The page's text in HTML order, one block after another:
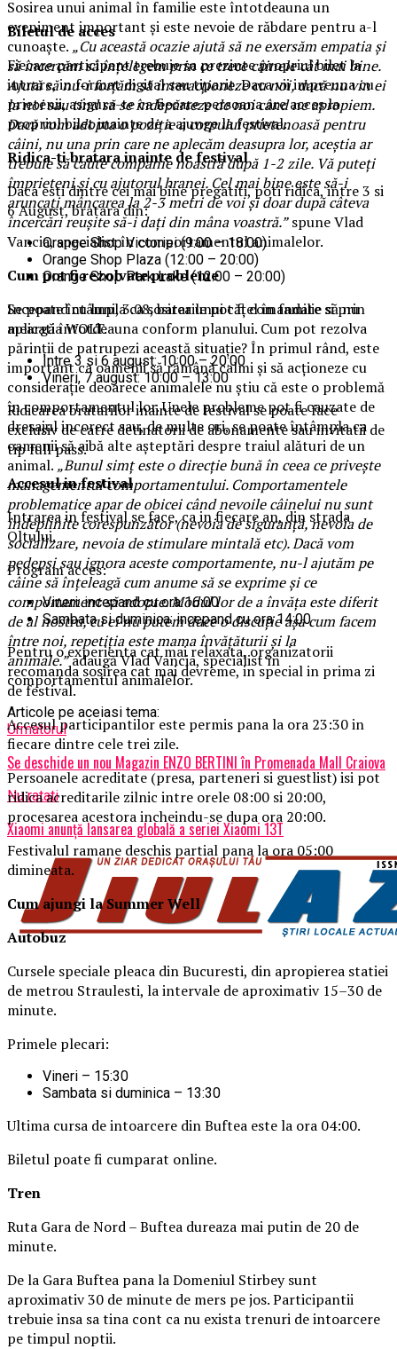
Sosirea unui animal în familie este întotdeauna un
eveniment important și este nevoie de răbdare pentru a-l
cunoaște. „Cu această ocazie ajută să ne exersăm empatia și
să încercăm să înțelegem prin ce trece câinele cât mai bine.
Ajută să nu-i forțăm să interacționeze cu noi, dacă nu vin ei
la noi sau tind să se îndepărteze de noi când ne apropiem.
Dacă vom adopta o poziție a corpului prietenoasă pentru
câini, nu una prin care ne aplecăm deasupra lor, aceștia ar
trebuie să caute companie noastră după 1-2 zile. Vă puteți
împrieteni și cu ajutorul hranei. Cel mai bine este să-i
aruncați mâncarea la 2-3 metri de voi și doar după câteva
încercări reușite să-i dați din mâna voastră.”spune Vlad
Vancia, specialist în comportamentul animalelor.
Cum pot fi rezolvate probleme
Se poate întâmpla ca sosirea unui cățel în familie să nu
meargă întotdeauna conform planului. Cum pot rezolva
părinții de patrupezi această situație? În primul rând, este
important ca oamenii să rămână calmi și să acționeze cu
considerație deoarece animalele nu știu că este o problemă
în comportamentul lor. Unele probleme pot fi cauzate de
dresajul incorect sau, de multe ori, se poate întâmpla ca
oamenii să aibă alte așteptări despre traiul alături de un
animal. „Bunul simț este o direcție bună în ceea ce privește
managementul comportamentului. Comportamentele
problematice apar de obicei când nevoile câinelui nu sunt
îndeplinite corespunzător (nevoia de siguranță, nevoia de
socializare, nevoia de stimulare mintală etc). Dacă vom
pedepsi sau ignora aceste comportamente, nu-l ajutăm pe
câine să înțeleagă cum anume să se exprime și ce
comportament să adopte. Modul lor de a învăța este diferit
de al nostru, cu ei nu putem duce o discuție așa cum facem
între noi, repetiția este mama învățăturii și la
animale.”adaugă Vlad Vancia, specialist în
comportamentul animalelor.
Articole pe aceiasi tema:
Urmatorul
Se deschide un nou Magazin ENZO BERTINI în Promenada Mall Craiova
Nu ratati
Xiaomi anunță lansarea globală a seriei Xiaomi 13T
Biletul de acces
Fiecare participant trebuie sa prezinte propriul bilet la
intrare, in format digital sau tiparit. Daca vii impreuna cu
prietenii, asigura-te ca fiecare persoana are acces la
propriul bilet inainte de a ajunge la festival.
Ridica-ti bratarainainte de festival
Daca esti dintre cei mai bine pregatiti, poti ridica, intre 3 si
6 August, bratara din:
Orange Shop Victoriei (9:00 – 18:00)
Orange Shop Plaza (12:00 – 20:00)
Orange Shop Park Lake (12:00 – 20:00)
Incepand cu luni, 3.08, batarile pot fi comandate si prin
aplicatia WOLT.
Intre 3 si 6 august: 10:00 – 20:00
Vineri, 7 august: 10:00 – 13:00
Ridicarea bratarilor inainte de festival se poate face
exclusiv de catre detinatorii de abonamente sau invitatii de
tip full pass.
Accesul in festival
Intrarea in festival se face, ca in fiecare an, din strada
Oltului.
Program acces:
Vineri: incepand cu ora 16:00
Sambata si duminica: incepand cu ora 14:00
Pentru o experienta cat mai relaxata, organizatorii
recomanda sosirea cat mai devreme, in special in prima zi
de festival.
Accesul participantilor este permis pana la ora 23:30 in
fiecare dintre cele trei zile.
Persoanele acreditate (presa, parteneri si guestlist) isi pot
ridica acreditarile zilnic intre orele 08:00 si 20:00,
procesarea acestora incheindu-se dupa ora 20:00.
Festivalul ramane deschis partial pana la ora 05:00
dimineata.
Cum ajungi la Summer Well
Autobuz
Cursele speciale pleaca din Bucuresti, din apropierea statiei
de metrou Straulesti, la intervale de aproximativ 15–30 de
minute.
Primele plecari:
Vineri – 15:30
Sambata si duminica – 13:30
Ultima cursa de intoarcere din Buftea este la ora 04:00.
Biletul poate fi cumparat online.
Tren
Ruta Gara de Nord – Buftea dureaza mai putin de 20 de
minute.
De la Gara Buftea pana la Domeniul Stirbey sunt
aproximativ 30 de minute de mers pe jos. Participantii
trebuie insa sa tina cont ca nu exista trenuri de intoarcere
pe timpul noptii.